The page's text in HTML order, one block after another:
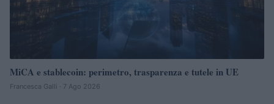
MiCA e stablecoin: perimetro, trasparenza e tutele in UE
Francesca Galli · 7 Ago 2026